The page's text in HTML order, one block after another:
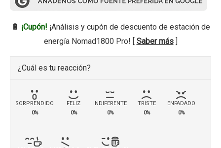
🔋 ¡Cupón! ¡Análisis y cupón de descuento de estación de
energía Nomad1800 Pro! [ Saber más]
¿Cuál es tu reacción?
SORPRENDIDO
0%
FELIZ
0%
INDIFERENTE
0%
TRISTE
0%
ENFADADO
0%